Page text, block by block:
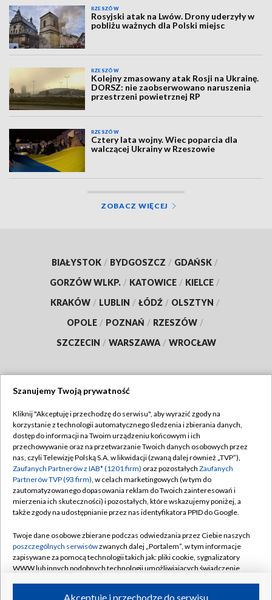
RZESZÓW
Rosyjski atak na Lwów. Drony uderzyły w
pobliżu ważnych dla Polski miejsc
RZESZÓW
Kolejny zmasowany atak Rosji na Ukrainę.
DORSZ: nie zaobserwowano naruszenia
przestrzeni powietrznej RP
RZESZÓW
Cztery lata wojny. Wiec poparcia dla
walczącej Ukrainy w Rzeszowie
ZOBACZ WIĘCEJ
BIAŁYSTOK / BYDGOSZCZ / GDAŃSK /
GORZÓW WLKP. / KATOWICE / KIELCE /
KRAKÓW / LUBLIN / ŁÓDŹ / OLSZTYN /
OPOLE / POZNAŃ / RZESZÓW /
SZCZECIN / WARSZAWA / WROCŁAW
TVP
Abonament TVP
Emisja w TVP
Centrum informacji TVP
Naziemna Telewizja Cyfrowa
Rada Programowa
System NOS
Informacje o nadawcy
Regulamin TVP
Polityka prywatności
Moje zgody
Pomoc
Kontakt
Kanały
Szanujemy Twoją prywatność
Kliknij "Akceptuję i przechodzę do serwisu", aby wyrazić zgody na
korzystanie z technologii automatycznego śledzenia i zbierania danych,
dostęp do informacji na Twoim urządzeniu końcowym i ich
przechowywanie oraz na przetwarzanie Twoich danych osobowych przez
nas, czyli Telewizję Polską S.A. w likwidacji (zwaną dalej również „TVP”),
Zaufanych Partnerów z IAB* (1201 firm) oraz pozostałych Zaufanych
Partnerów TVP (93 firm), w celach marketingowych (w tym do
zautomatyzowanego dopasowania reklam do Twoich zainteresowań i
mierzenia ich skuteczności) i pozostałych, które wskazujemy poniżej, a
także zgody na udostępnianie przez nas identyfikatora PPID do Google.
Twoje dane osobowe zbierane podczas odwiedzania przez Ciebie naszych
poszczególnych serwisówzwanych dalej „Portalem”, w tym informacje
zapisywane za pomocą technologii takich jak: pliki cookie, sygnalizatory
WWW lub innych podobnych technologii umożliwiających świadczenie
Akceptuję i przechodzę do serwisu